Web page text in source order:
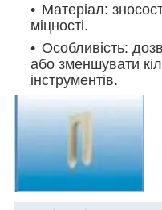
Матеріал:
міцності.
Особливість:
або зменшувати
інструментів.